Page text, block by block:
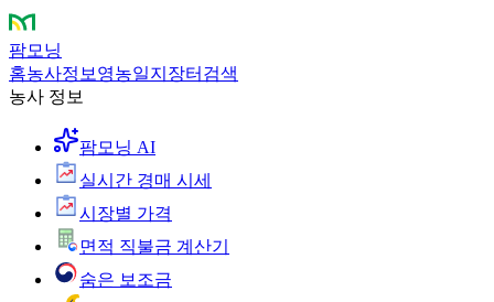
팜모닝
홈농사정보 영농일지 장터 검색
농사 정보
팜모닝 AI
실시간 경매 시세
시장별 가격
면적 직불금 계산기
숨은 보조금